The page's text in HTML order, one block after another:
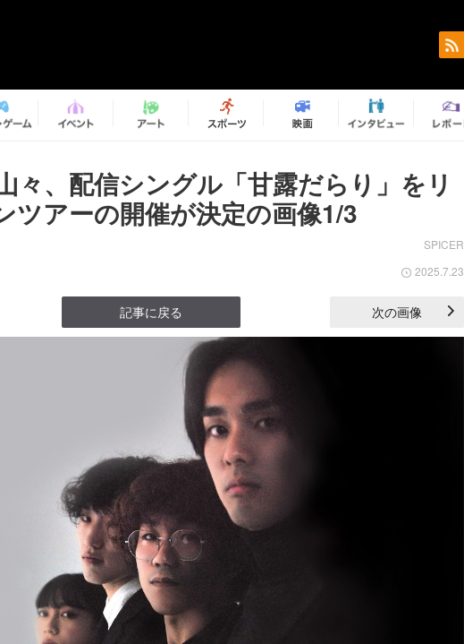
々、配信シングル「甘露だらり」をリ
アーの開催が決定の画像1/3
SPICER
2025.7.23
記事に戻る 次の画像